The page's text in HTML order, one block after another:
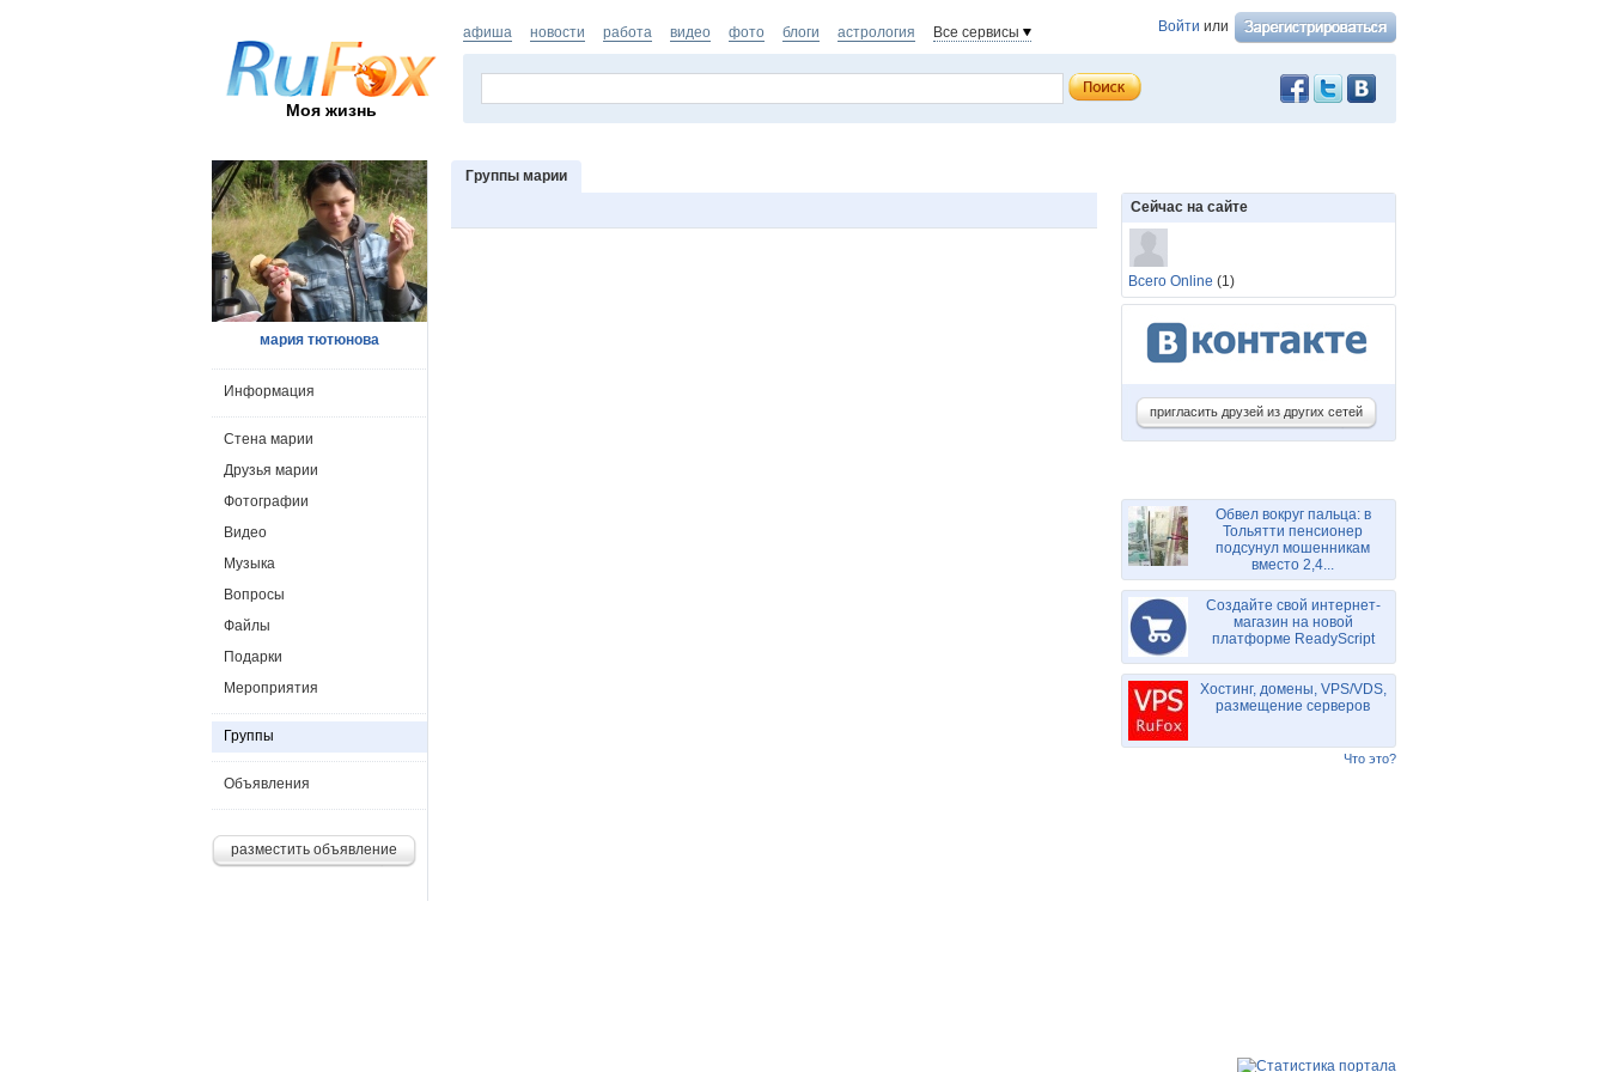
Моя жизнь
Войти или
афиша новости работа видео фото блоги астрология Все сервисы
Группы марии
мария тютюнова
Информация
Стена марии
Друзья марии
Фотографии
Видео
Музыка
Вопросы
Файлы
Подарки
Мероприятия
Группы
Объявления
разместить объявление
Сейчас на сайте
Всего Online (1)
пригласить друзей из других сетей
Обвел вокруг пальца: в
Тольятти пенсионер
подсунул мошенникам
вместо 2,4...
Создайте свой интернет-
магазин на новой
платформе ReadyScript
Хостинг, домены, VPS/VDS,
размещение серверов
Что это?